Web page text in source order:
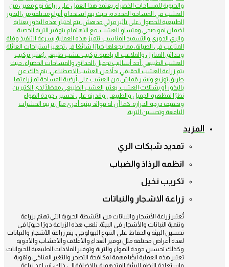
والحيوية للمساحات الخضراء. يعتمد هذا العمل على زراعة نوع معين من
العشب في المساحة المحددة، حيث يتم استخدام أنواع مختلفة من البذور
الطبيعية للحصول على تأثير مرئي مدهش. يتم اختيار هذه البذور بعناية
لضمان نمو صحي ومتساوٍ للعشب، مع الاهتمام بتوفير التربة الخصبة
والري الدوري والتسميد المناسب. تتميز هذه العملية بسرعة التنفيذ وقلة
المتاعب في الصيانة، مما يجعلها خيارًا شائعًا في تجهيز استراحات العائلة
وحدائق المنازل والملاعب الرياضية. تركيب عشب طبيعي يُعتبر تركيب
العشب الطبيعي أحد أساليب تجميل الحدائق والمساحات الخضراء، حيث
يتم زراعة العشب الحقيقي بدلاً من العشب الاصطناعي. يتم ذلك عن
طريق توزيع ونشر قماش من العشب على أرضية المساحة ثم زراعتها
بالبذور أو بشتلات العشب. يعتبر العشب الطبيعي مفضلًا لدى الكثيرين
نظرًا لمظهره الجميل والطبيعي وقدرته على تحسين جودة الهواء
وتخفيف درجة الحرارة. كما أن له فوائد بيئية أخرى مثل تربية الحشرات
النافعة وتحسين التربة.
المزيد
تمديد شبكات الري
انظمه الرذاذ والضباب
تكريب نخيل
زراعة الاشجار والنباتات
تُعتبر زراعة الأشجار والنباتات من الأنشطة الحيوية التي تهتم بزراعة
وتنمية النباتات والأشجار في البيئة. تلعب هذه الزراعة دورًا حيويًا في
تحسين البيئة والحفاظ على التنوع البيولوجي. يتم زراعة الأشجار والنباتات
لعدة أغراض مختلفة مثل توفير الغذاء والأعلاف والأخشاب والأدوية
وكذلك تحسين جودة الهواء والتربة وتوفير الملاذات الطبيعية للحيوانات.
تعتبر هذه العملية أيضًا مهمة لمكافحة التصحر والتغير المناخي وتقوية
واستعادة النظم البيئية المتدهورة. بالإضافة إلى ذلك، تساعد زراعة